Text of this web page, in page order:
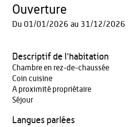
Ouverture
Du 01/01/2026 au 31/12/2026
Descriptif de l'habitation
Chambre en rez-de-chaussée
Coin cuisine
A proximité propriétaire
Séjour
Langues parlées